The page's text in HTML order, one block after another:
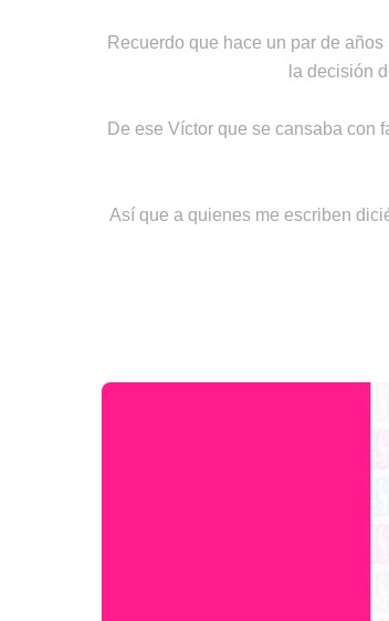
Recuerdo que hace un par de
la decisión
De ese Víctor que se cansaba con
Así que a quienes me escriben